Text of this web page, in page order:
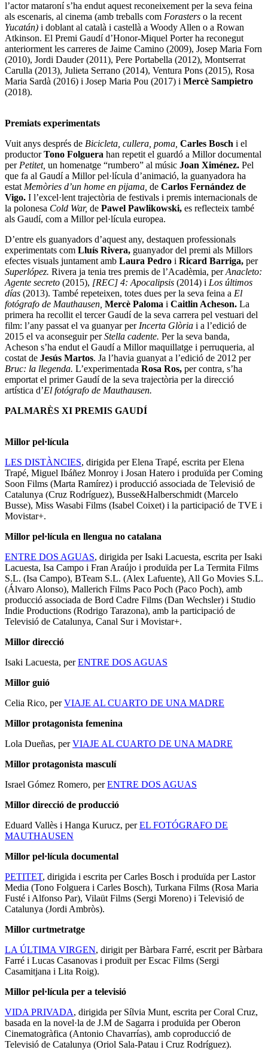
l’actor mataroní s’ha endut aquest reconeixement per la seva feina
als escenaris, al cinema (amb treballs com Forasters o la recent
Yucatán) i doblant al català i castellà a Woody Allen o a Rowan
Atkinson. El Premi Gaudí d’Honor-Miquel Porter ha reconegut
anteriorment les carreres de Jaime Camino (2009), Josep Maria Forn
(2010), Jordi Dauder(2011), Pere Portabella (2012), Montserrat
Carulla (2013), Julieta Serrano (2014), Ventura Pons (2015), Rosa
Maria Sardà (2016) i Josep Maria Pou (2017) i Mercè Sampietro
(2018).
Premiats experimentats
Vuit anys després de Bicicleta, cullera, poma, Carles Bosch i el
productorTono Folguera han repetit el guardó a Millor documental
per Petitet, un homenatge “rumbero” al músic Joan Ximénez. Pel
que fa al Gaudí a Millor pel·lícula d’animació, la guanyadora ha
estat Memòries d’un home en pijama, de Carlos Fernández de
Vigo. I l’excel·lent trajectòria de festivals i premis internacionals de
la polonesa Cold War, de Pawel Pawlikowski, es reflecteix també
als Gaudí, com a Millor pel·lícula europea.
D’entre els guanyadors d’aquest any, destaquen professionals
experimentats com Lluís Rivera, guanyador del premi als Millors
efectes visuals juntament amb Laura Pedro i Ricard Barriga, per
Superlópez. Rivera ja tenia tres premis de l’Acadèmia, perAnacleto:
Agente secreto (2015), [REC] 4: Apocalipsis (2014) i Los últimos
días (2013). També repeteixen, totes dues per la seva feina a El
fotógrafo de Mauthausen, Mercè Paloma i Caitlin Acheson. La
primera ha recollit el tercer Gaudí de la seva carrera pel vestuari del
film: l’any passat el va guanyar per Incerta Glòria i a l’edició de
2015 el va aconseguir perStella cadente. Per la seva banda,
Acheson s’ha endut el Gaudí a Millor maquillatge i perruqueria, al
costat de Jesús Martos. Ja l’havia guanyat a l’edició de 2012 per
Bruc: la llegenda. L’experimentada Rosa Ros, per contra, s’ha
emportat el primer Gaudí de la seva trajectòria per la direcció
artística d’El fotógrafo de Mauthausen.
PALMARÈS XI PREMIS GAUDÍ
Millor pel·lícula
LES DISTÀNCIES, dirigida per Elena Trapé, escrita per Elena
Trapé, Miguel Ibáñez Monroy i Josan Hatero i produïda per Coming
Soon Films (Marta Ramírez) i producció associada de Televisió de
Catalunya (Cruz Rodríguez), Busse&Halberschmidt (Marcelo
Busse), Miss Wasabi Films (Isabel Coixet) i la participació de TVE i
Movistar+.
Millor pel·lícula en llengua no catalana
ENTRE DOS AGUAS, dirigida per Isaki Lacuesta, escrita per Isaki
Lacuesta, Isa Campo i Fran Araújo i produïda per La Termita Films
S.L. (Isa Campo), BTeam S.L. (Alex Lafuente), All Go Movies S.L.
(Álvaro Alonso), Mallerich Films Paco Poch (Paco Poch), amb
producció associada de Bord Cadre Films (Dan Wechsler) i Studio
Indie Productions (Rodrigo Tarazona), amb la participació de
Televisió de Catalunya, Canal Sur i Movistar+.
Millor direcció
Isaki Lacuesta, perENTRE DOS AGUAS
Millor guió
Celia Rico, perVIAJE AL CUARTO DE UNA MADRE
Millor protagonista femenina
Lola Dueñas, perVIAJE AL CUARTO DE UNA MADRE
Millor protagonista masculí
Israel Gómez Romero, perENTRE DOS AGUAS
Millor direcció de producció
Eduard Vallès i Hanga Kurucz, perEL FOTÓGRAFO DE
MAUTHAUSEN
Millor pel·lícula documental
PETITET, dirigida i escrita per Carles Bosch i produïda per Lastor
Media (Tono Folguera i Carles Bosch), Turkana Films (Rosa Maria
Fusté i Alfonso Par), Vilaüt Films (Sergi Moreno) i Televisió de
Catalunya (Jordi Ambròs).
Millor curtmetratge
LA ÚLTIMA VIRGEN, dirigit per Bàrbara Farré, escrit per Bàrbara
Farré i Lucas Casanovas i produït per Escac Films (Sergi
Casamitjana i Lita Roig).
Millor pel·lícula per a televisió
VIDA PRIVADA, dirigida per Sílvia Munt, escrita per Coral Cruz,
basada en la novel·la de J.M de Sagarra i produïda per Oberon
Cinematogràfica (Antonio Chavarrías), amb coproducció de
Televisió de Catalunya (Oriol Sala-Patau i Cruz Rodríguez).